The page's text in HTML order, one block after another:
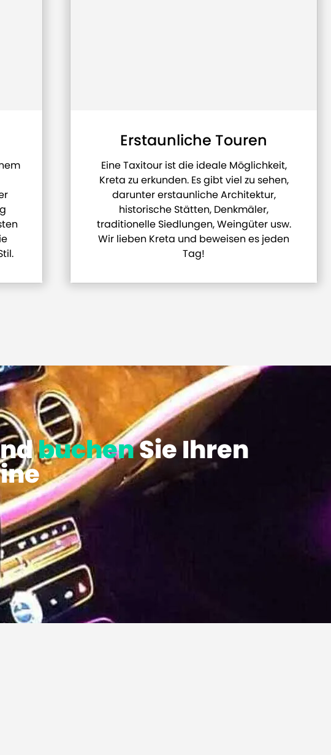
Erstaunliche Touren
Eine Taxitour ist die ideale Möglichkeit,
Kreta zu erkunden. Es gibt viel zu sehen,
darunter erstaunliche Architektur,
historische Stätten, Denkmäler,
traditionelle Siedlungen, Weingüter usw.
Wir lieben Kreta und beweisen es jeden
Tag!
buchenSie Ihren